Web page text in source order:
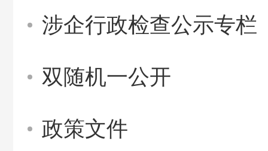
涉企行政检查公示专栏
双随机一公开
政策文件